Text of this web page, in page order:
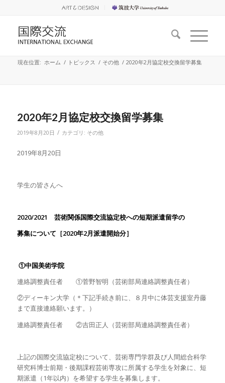
現在位置: ホーム / トピックス / その他 / 2020年2月協定校交換留学募集
2020年2月協定校交換留学募集
2019年8月20日 / カテゴリ: その他
2019年8月20日
学生の皆さんへ
2020/2021 芸術関係国際交流協定校への短期派遣留学の
募集について［2020年2月派遣開始分］
①中国美術学院
連絡調整責任者 ①菅野智明（芸術部局連絡調整責任者）
②ディーキン大学（＊下記手続き前に、８月中に体芸支援室丹藤
まで直接連絡願います。）
連絡調整責任者 ②吉田正人（芸術部局連絡調整責任者）
上記の国際交流協定校について、芸術専門学群及び人間総合科学
研究科博士前期・後期課程芸術専攻に所属する学生を対象に、短
期派遣（1年以内）を希望する学生を募集します。